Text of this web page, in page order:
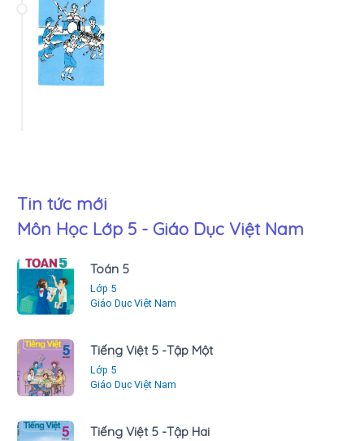
Tin tức mới
Môn Học Lớp 5 - Giáo Dục Việt Nam
Toán 5
Lớp 5
Giáo Dục Việt Nam
Tiếng Việt 5 -Tập Một
Lớp 5
Giáo Dục Việt Nam
Tiếng Việt 5 -Tập Hai